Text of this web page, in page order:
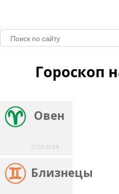
Гороскоп
Овен
21.03-20.04
Близнецы